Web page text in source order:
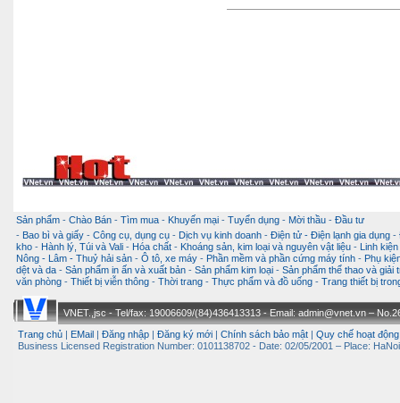
Sản phẩm - Chào Bán - Tìm mua - Khuyến mại - Tuyển dụng - Mời thầu - Đầu tư
- Bao bì và giấy - Công cụ, dụng cụ - Dịch vụ kinh doanh - Điện tử - Điện lạnh gia dụng -
kho - Hành lý, Túi và Vali - Hóa chất - Khoáng sản, kim loại và nguyên vật liệu -
Linh
Nông - Lâm - Thuỷ hải sản - Ô tô, xe máy - Phần mềm và phần cứng máy tính - Phụ
dệt và da - Sản phẩm in ấn và xuất bản - Sản phẩm kim loại - Sản phẩm thể thao và giải
văn phòng - Thiết bị viễn thông - Thời trang - Thực phẩm và đồ uống - Trang thiết bị
VNET.,jsc - Tel/fax: 19006609/(84)436413313 - Email: admin@vnet.vn –
Trang chủ
EMail Đăng nhập Đăng ký mới Chính sách bảo mật Quy chế hoạt động
Business Licensed Registration Number: 0101138702 - Date: 02/05/2001 – Place: